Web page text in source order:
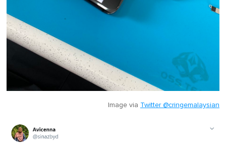
Image via Twitter @cringemalaysian